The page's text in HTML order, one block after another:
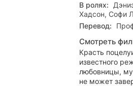
В ролях:
Хадсон, Софи
Перевод:
Смотреть
Красть
известного
любовницы,
не может